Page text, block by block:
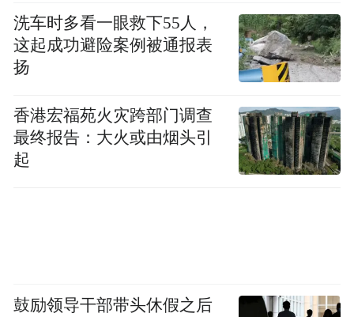
洗车时多看一眼救下55人，
这起成功避险案例被通报表
扬
香港宏福苑火灾跨部门调查
最终报告：大火或由烟头引
起
鼓励领导干部带头休假之后